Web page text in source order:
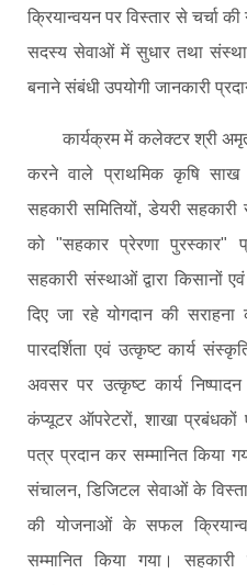
क्रियान्वयन पर विस्तार से चर्चा
सदस्य सेवाओं में सुधार तथा
बनाने संबंधी उपयोगी जानकारी
कार्यक्रम में कलेक्टर श्री अमृत
करने वाले प्राथमिक कृषि साख
सहकारी समितियों, डेयरी
को "सहकार प्रेरणा पुरस्कार"
सहकारी संस्थाओं द्वारा किसानों
दिए जा रहे योगदान की
पारदर्शिता एवं उत्कृष्ट कार्य
अवसर पर उत्कृष्ट कार्य
कंप्यूटर ऑपरेटरों, शाखा प्रबंधकों
पत्र प्रदान कर सम्मानित किया
संचालन, डिजिटल सेवाओं के
की योजनाओं के सफल
सम्मानित किया गया।